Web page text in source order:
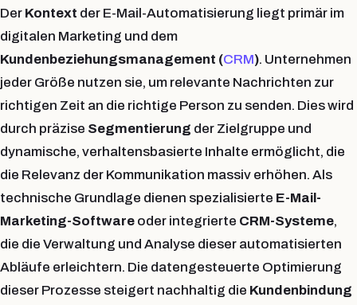
Der Kontext der E-Mail-Automatisierung liegt primär im
digitalen Marketing und dem
Kundenbeziehungsmanagement (CRM). Unternehmen
jeder Größe nutzen sie, um relevante Nachrichten zur
richtigen Zeit an die richtige Person zu senden. Dies wird
durch präzise Segmentierung der Zielgruppe und
dynamische, verhaltensbasierte Inhalte ermöglicht, die
die Relevanz der Kommunikation massiv erhöhen. Als
technische Grundlage dienen spezialisierte E-Mail-
Marketing-Software oder integrierte CRM-Systeme,
die die Verwaltung und Analyse dieser automatisierten
Abläufe erleichtern. Die datengesteuerte Optimierung
dieser Prozesse steigert nachhaltig die Kundenbindung